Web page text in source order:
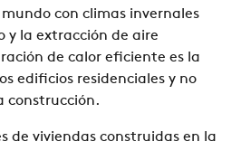
con climas invernales
y la extracción de aire
de calor eficiente es la
edificios residenciales y no
construcción.
de viviendas construidas en la